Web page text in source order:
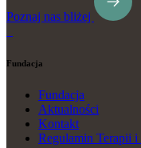
Poznaj nas bliżej
Fundacja
Fundacja
Aktualności
Kontakt
Regulamin Terapii i